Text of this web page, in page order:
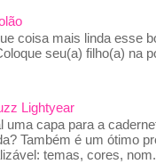
coisa mais linda esse
seu(a) filho(a) na
Lightyear
uma capa para a
Também é um ótimo
temas, cores,